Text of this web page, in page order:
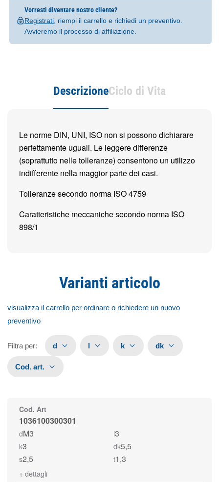
Vorresti diventare nostro cliente?
Registrati, riempi il carrello e richiedi un preventivo.
Avvieremo il processo di affiliazione.
DescrizioneCiclo di Vita
Le norme DIN, UNI, ISO non si possono dichiarare
perfettamente uguali. Le leggere differenze
(soprattutto nelle tolleranze) consentono un utilizzo
indifferente nella maggior parte dei casi.
Tolleranze secondo norma ISO 4759
Caratteristiche meccaniche secondo norma ISO
898/1
Varianti articolo
visualizza il carrello per ordinare o richiedere un nuovo
preventivo
Filtra per: d l k dk
Cod. art.
Cod. Art
1036100300301
dM3 l3
k3 dk5,5
s2,5 t1,3
+ dettagli